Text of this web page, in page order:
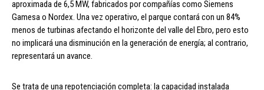
aproximada de 6,5 MW, fabricados por compañías como Siemens
Gamesa o Nordex. Una vez operativo, el parque contará con un 84%
menos de turbinas afectando el horizonte del valle del Ebro, pero esto
no implicará una disminución en la generación de energía; al contrario,
representará un avance.
Se trata de una repotenciación completa: la capacidad instalada